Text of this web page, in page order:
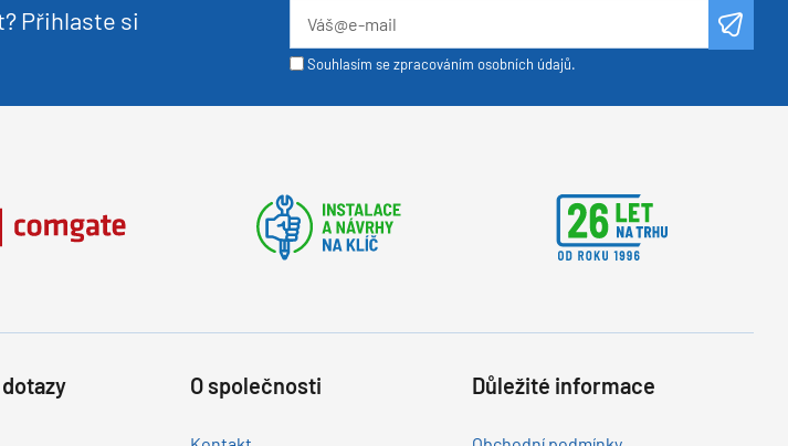
Přihlaste si
Souhlasím se zpracováním osobních údajů.
O společnosti Důležité informace